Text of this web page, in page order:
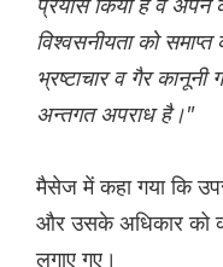
विश्वसनीयता को समाप्त
भ्रष्टाचार व गैर कानूनी
अन्तगत अपराध है।"
मैसेज में कहा गया कि
और उसके अधिकार को
लगाए गए।